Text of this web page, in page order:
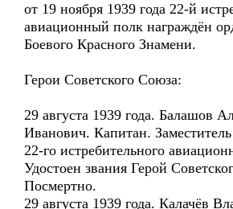
от 19 ноября 1939 года 22-й
авиационный полк награждён
Боевого Красного Знамени.
Герои Советского Союза:
29 августа 1939 года. Балашов
Иванович. Капитан.
22-го истребительного
Удостоен звания Герой
Посмертно.
29 августа 1939 года. Калачёв